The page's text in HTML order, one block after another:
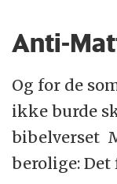
Anti-
Og for de
ikke burde
bibelverset
berolige: